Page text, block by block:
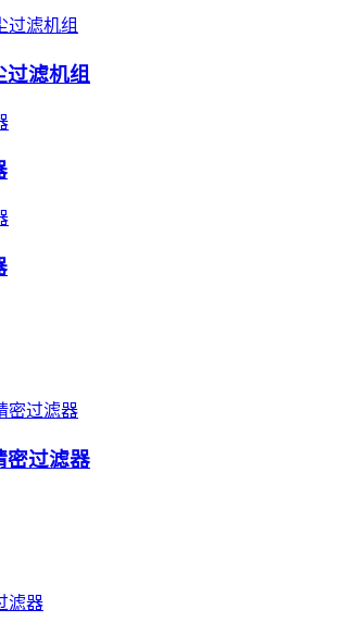
过滤机组
密过滤器